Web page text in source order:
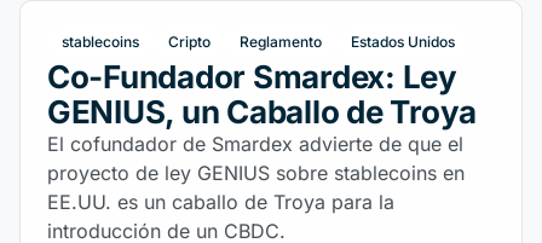
stablecoins Cripto Reglamento Estados Unidos
Co-Fundador Smardex: Ley
GENIUS, un Caballo de Troya
El cofundador de Smardex advierte de que el
proyecto de ley GENIUS sobre stablecoins en
EE.UU. es un caballo de Troya para la
introducción de un CBDC.